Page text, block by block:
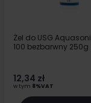
Żel do USG
100 bezbarwny 250g
12,34 zł
w tym 8%VAT